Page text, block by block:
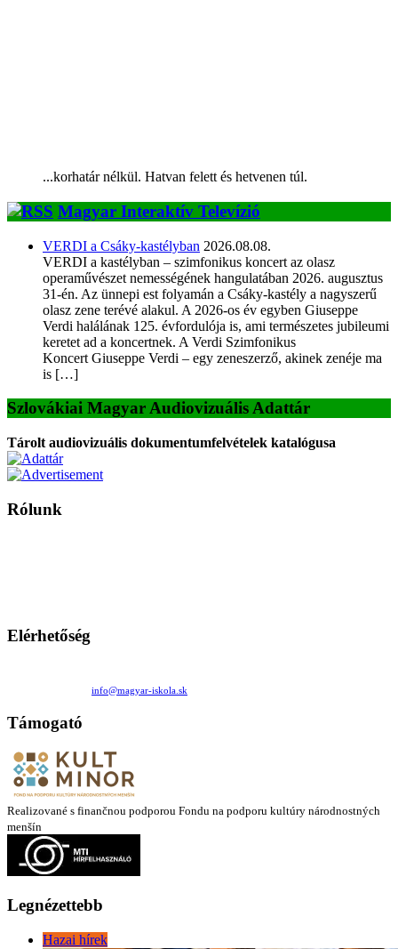
...korhatár nélkül. Hatvan felett és hetvenen túl.
Magyar Interaktív Televízió
VERDI a Csáky-kastélyban 2026.08.08.
VERDI a kastélyban – szimfonikus koncert az olasz
operaművészet nemességének hangulatában 2026. augusztus
31-én. Az ünnepi est folyamán a Csáky-kastély a nagyszerű
olasz zene terévé alakul. A 2026-os év egyben Giuseppe
Verdi halálának 125. évfordulója is, ami természetes jubileumi
keretet ad a koncertnek. A Verdi Szimfonikus
Koncert Giuseppe Verdi – egy zeneszerző, akinek zenéje ma
is […]
Szlovákiai Magyar Audiovizuális Adattár
Tárolt audiovizuális dokumentumfelvételek katalógusa
Rólunk
Elérhetőség
info@magyar-iskola.sk
Támogató
Realizované s finančnou podporou Fondu na podporu kultúry národnostných
menšín
Legnézettebb
Hazai hírek